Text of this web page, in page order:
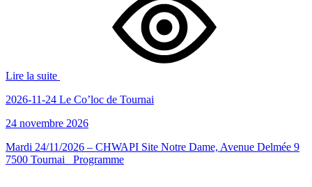
Lire la suite
2026-11-24 Le Co’loc de Tournai
24 novembre 2026
Mardi 24/11/2026 – CHWAPI Site Notre Dame, Avenue Delmée 9
7500 Tournai Programme